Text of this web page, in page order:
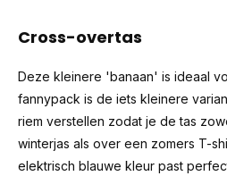
Cross-overtas
Deze kleinere 'banaan' is ideaal
fannypack is de iets kleinere
riem verstellen zodat je de tas
winterjas als over een zomers T-
elektrisch blauwe kleur past